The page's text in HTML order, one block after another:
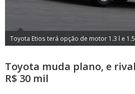
Toyota Etios terá opção de motor 1.3 l e
Toyota muda plano, e
R$ 30 mil